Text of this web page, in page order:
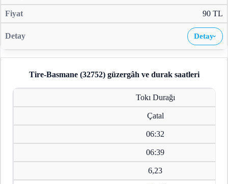
90 TL
Detay›
Tire-Basmane (32752)güzergâh ve durak saatleri
Tokı Durağı
Çatal
06:32
06:39
6,23